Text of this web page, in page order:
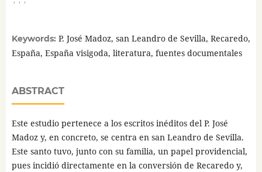
Keywords: P. José Madoz, san Leandro de Sevilla, Recaredo,
España, España visigoda, literatura, fuentes documentales
ABSTRACT
Este estudio pertenece a los escritos inéditos del P. José
Madoz y, en concreto, se centra en san Leandro de Sevilla.
Este santo tuvo, junto con su familia, un papel providencial,
pues incidió directamente en la conversión de Recaredo y,